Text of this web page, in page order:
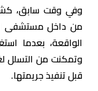
وفي وقت سابق،
من داخل مستشفى
الواقعة، بعدما
وتمكنت من التسلل
قبل تنفيذ جريمتها.